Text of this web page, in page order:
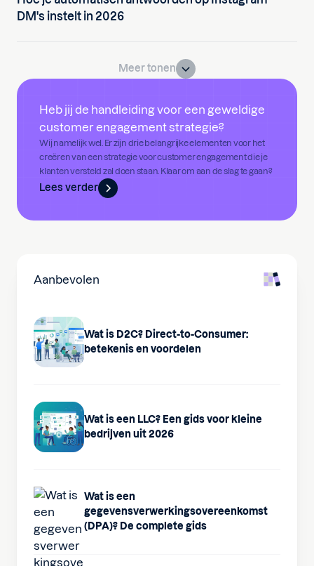
DM's instelt in 2026
Meer tonen
Heb jij de handleiding voor een geweldige
customer engagement strategie?
Wij namelijk wel. Er zijn drie belangrijke elementen voor het
creëren van een strategie voor customer engagement die je
klanten versteld zal doen staan. Klaar om aan de slag te gaan?
Lees verder
Aanbevolen
Wat is D2C? Direct-to-Consumer:
betekenis en voordelen
Wat is een LLC? Een gids voor kleine
bedrijven uit 2026
Wat is een
gegevensverwerkingsovereenkomst
(DPA)? De complete gids